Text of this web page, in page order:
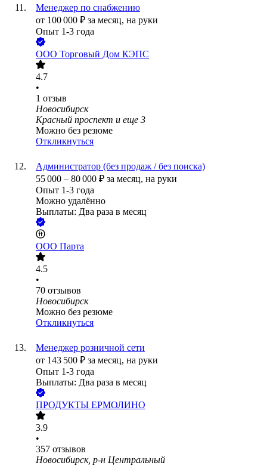
Менеджер по снабжению
от 100 000 ₽ за месяц, на руки
Опыт 1-3 года
ООО Торговый Дом КЭПС
4.7
•
1 отзыв
Новосибирск
Красный проспект и еще 3
Можно без резюме
Откликнуться
Администратор (без продаж / без поиска)
55 000 – 80 000 ₽ за месяц, на руки
Опыт 1-3 года
Можно удалённо
Выплаты: Два раза в месяц
ООО Парта
4.5
•
70 отзывов
Новосибирск
Можно без резюме
Откликнуться
Менеджер розничной сети
от 143 500 ₽ за месяц, на руки
Опыт 1-3 года
Выплаты: Два раза в месяц
ПРОДУКТЫ ЕРМОЛИНО
3.9
•
357 отзывов
Новосибирск, р-н Центральный